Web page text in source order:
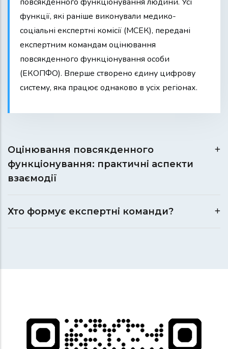
функції, які раніше виконували медико-
соціальні експертні комісії (МСЕК), передані
експертним командам оцінювання
повсякденного функціонування особи
(ЕКОПФО). Вперше створено єдину цифрову
систему, яка працює однаково в усіх регіонах.
Оцінювання повсякденного
функціонування: практичні аспекти
взаємодії
Хто формує експертні команди?